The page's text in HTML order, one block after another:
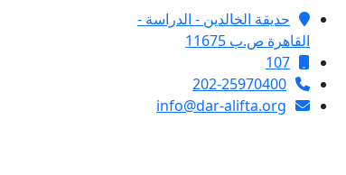
حديقة الخالدين - الدراسة -
القاهرة ص.ب 11675
107
202-25970400
info@dar-alifta.org